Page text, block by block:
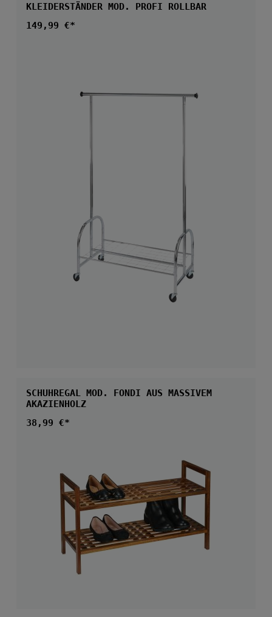
KLEIDERSTÄNDER MOD. PROFI ROLLBAR
Regulärer Preis:
149,99 €*
SCHUHREGAL MOD. FONDI AUS MASSIVEM
AKAZIENHOLZ
Regulärer Preis:
38,99 €*